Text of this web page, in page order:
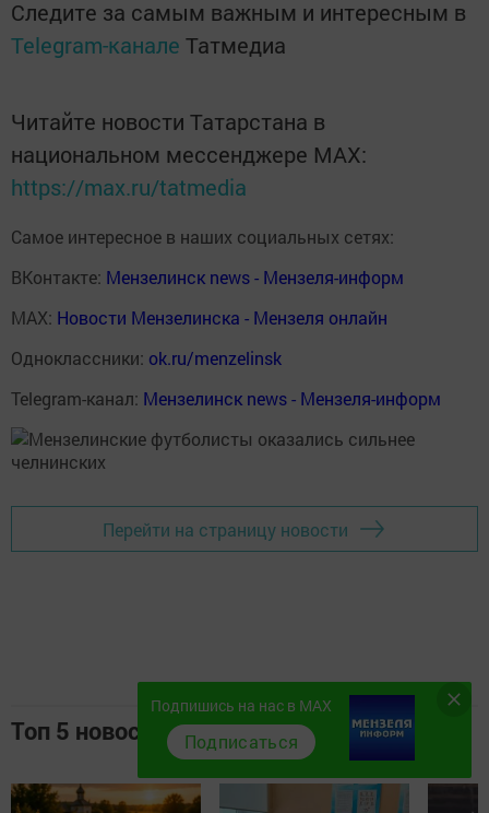
Следите за самым важным и интересным в
Telegram-канале Татмедиа
Читайте новости Татарстана в
национальном мессенджере MАХ:
https://max.ru/tatmedia
Самое интересное в наших социальных сетях:
ВКонтакте: Мензелинск news - Мензеля-информ
MAX: Новости Мензелинска - Мензеля онлайн
Одноклассники: ok.ru/menzelinsk
Telegram-канал: Мензелинск news - Мензеля-информ
Перейти на страницу новости
Топ 5 новостей
Подпишись на нас в MAX
Подписаться